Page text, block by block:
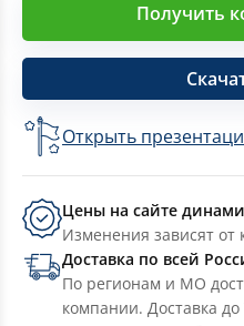
Получить
Открыть
Цены на сайте
Изменения зависят от
Доставка по всей
По регионам и МО
компании. Доставка